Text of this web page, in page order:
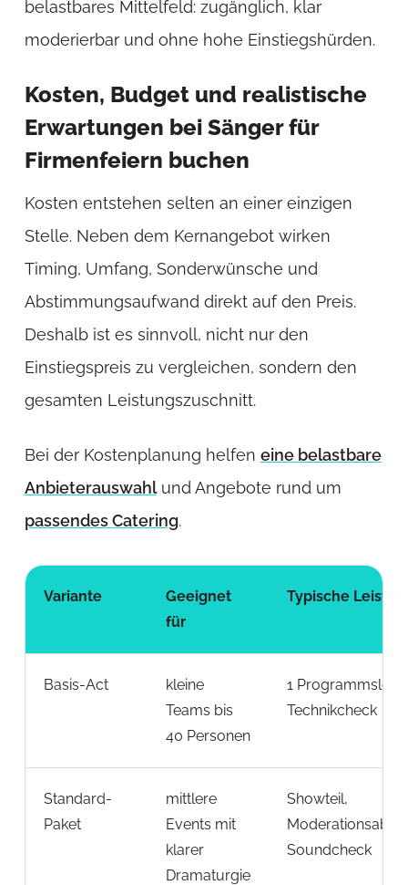
belastbares Mittelfeld: zugänglich, klar
moderierbar und ohne hohe Einstiegshürden.
Kosten, Budget und realistische
Erwartungen bei Sänger für
Firmenfeiern buchen
Kosten entstehen selten an einer einzigen
Stelle. Neben dem Kernangebot wirken
Timing, Umfang, Sonderwünsche und
Abstimmungsaufwand direkt auf den Preis.
Deshalb ist es sinnvoll, nicht nur den
Einstiegspreis zu vergleichen, sondern den
gesamten Leistungszuschnitt.
Bei der Kostenplanung helfen eine belastbare
Anbieterauswahlund Angebote rund um
passendes Catering.
Variante
Geeignet
für
Typische
Basis-Act
kleine
Teams bis
40 Personen
1 Programmslot,
Technikcheck
Standard-
Paket
mittlere
Events mit
klarer
Dramaturgie
Showteil,
Soundcheck